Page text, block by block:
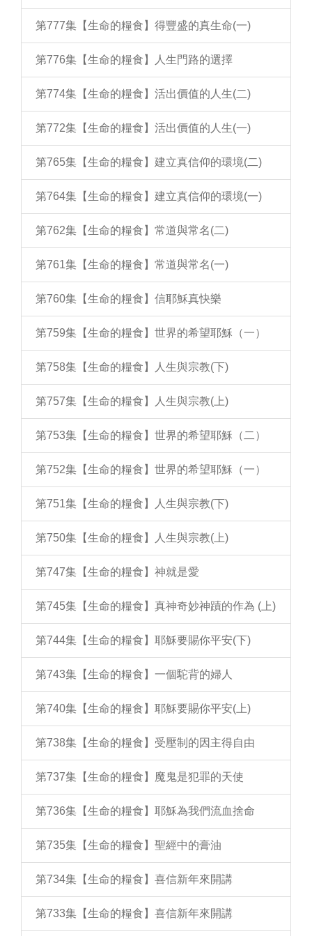
第777集【生命的糧食】得豐盛的真生命(一)
第776集【生命的糧食】人生門路的選擇
第774集【生命的糧食】活出價值的人生(二)
第772集【生命的糧食】活出價值的人生(一)
第765集【生命的糧食】建立真信仰的環境(二)
第764集【生命的糧食】建立真信仰的環境(一)
第762集【生命的糧食】常道與常名(二)
第761集【生命的糧食】常道與常名(一)
第760集【生命的糧食】信耶穌真快樂
第759集【生命的糧食】世界的希望耶穌（一）
第758集【生命的糧食】人生與宗教(下)
第757集【生命的糧食】人生與宗教(上)
第753集【生命的糧食】世界的希望耶穌（二）
第752集【生命的糧食】世界的希望耶穌（一）
第751集【生命的糧食】人生與宗教(下)
第750集【生命的糧食】人生與宗教(上)
第747集【生命的糧食】神就是愛
第745集【生命的糧食】真神奇妙神蹟的作為 (上)
第744集【生命的糧食】耶穌要賜你平安(下)
第743集【生命的糧食】一個駝背的婦人
第740集【生命的糧食】耶穌要賜你平安(上)
第738集【生命的糧食】受壓制的因主得自由
第737集【生命的糧食】魔鬼是犯罪的天使
第736集【生命的糧食】耶穌為我們流血捨命
第735集【生命的糧食】聖經中的膏油
第734集【生命的糧食】喜信新年來開講
第733集【生命的糧食】喜信新年來開講